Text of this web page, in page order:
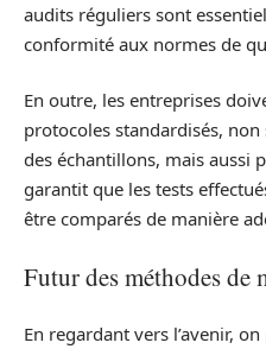
audits réguliers sont
conformité aux normes de
En outre, les entreprises
protocoles standardisés,
des échantillons, mais aussi
garantit que les tests
être comparés de manière
Futur des méthodes de
En regardant vers l’avenir,